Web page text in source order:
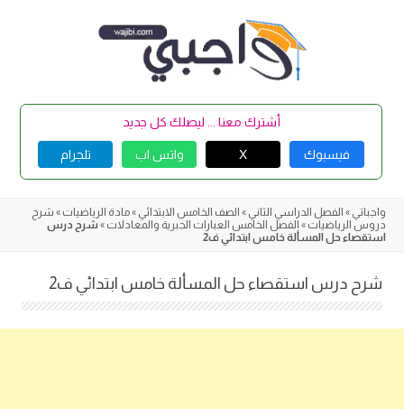
أشترك معنا ... ليصلك كل جديد
فيسبوك X واتس اب تلجرام
واجباتي » الفصل الدراسي الثاني » الصف الخامس الابتدائي »مادة الرياضيات » شرح
دروس الرياضيات » الفصل الخامس العبارات الجبرية والمعادلات » شرح درس
استقصاء حل المسألة خامس ابتدائي ف2
شرح درس استقصاء حل المسألة خامس ابتدائي ف2